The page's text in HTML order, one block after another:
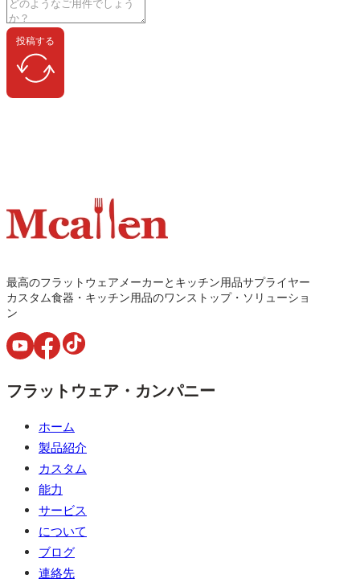
投稿する
最高のフラットウェアメーカーとキッチン用品サプライヤー
カスタム食器・キッチン用品のワンストップ・ソリューショ
ン
フラットウェア・カンパニー
ホーム
製品紹介
カスタム
能力
サービス
について
ブログ
連絡先